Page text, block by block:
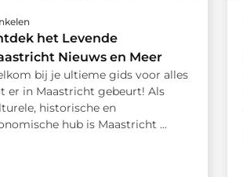
het Levende
Nieuws en Meer
bij je ultieme gids voor alles
er in Maastricht gebeurt! Als
historische en
hub is Maastricht ...